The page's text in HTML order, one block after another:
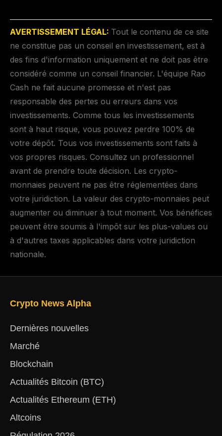
AVERTISSEMENT LÉGAL: Tout le contenu de ce site
ne constitue pas un conseil en investissement, est à
des fins d'information uniquement et ne doit pas être
considéré comme un conseil financier. L'équipe Rao
Cash ne fait aucune promesse et n'est pas
responsable des pertes ou erreurs dans vos
investissements. Comme tous les investissements
sont à haut risque, vous pouvez perdre 100% de
votre dépôt. Tous vos investissements sont faits à
vos propres risques. Consultez un professionnel
avant de prendre toute décision. Les crypto-
monnaies peuvent ne pas être réglementées dans
votre juridiction. La valeur des crypto-monnaies peut
augmenter ou diminuer à tout moment. Vos bénéfices
peuvent être soumis à l'impôt sur les plus-values ou
à d'autres taxes applicables dans votre juridiction
nationale.
Crypto News Alpha
Dernières nouvelles
Marché
Blockchain
Actualités Bitcoin (BTC)
Actualités Ethereum (ETH)
Altcoins